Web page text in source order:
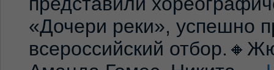
«Дочери реки», успешно
всероссийский